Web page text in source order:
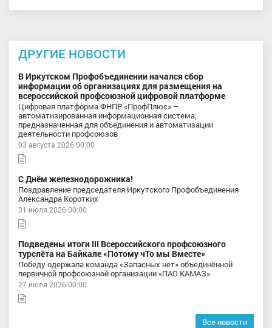
MAX
ДРУГИЕ НОВОСТИ
В Иркутском Профобъединении начался сбор
информации об организациях для размещения на
всероссийской профсоюзной цифровой платформе
Цифровая платформа ФНПР «ПрофПлюс» –
автоматизированная информационная система,
предназначенная для объединения и автоматизации
деятельности профсоюзов
03 августа 2026 00:00
С Днём железнодорожника!
Поздравление председателя Иркутского Профобъединения
Александра Коротких
31 июля 2026 00:00
Подведены итоги III Всероссийского профсоюзного
турслёта на Байкале «Потому чТо мы Вместе»
Победу одержала команда «Запасных нет» объединённой
первичной профсоюзной организации «ПАО КАМАЗ»
27 июля 2026 00:00
Все новости